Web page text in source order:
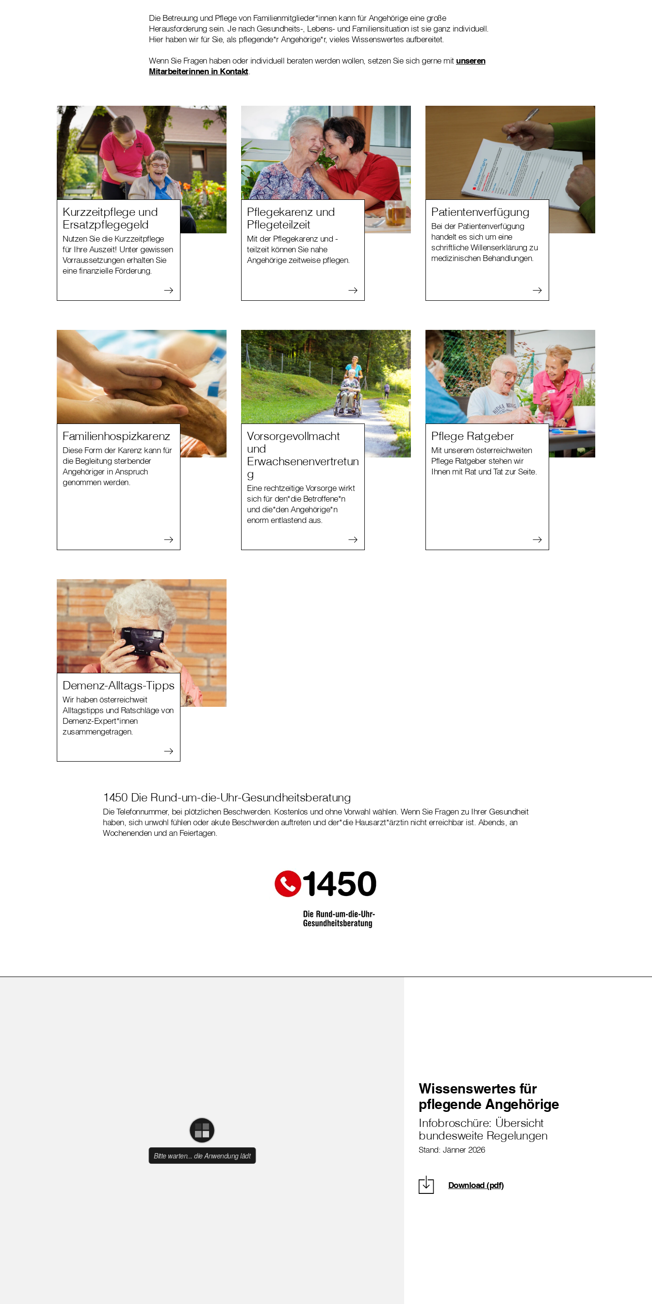
Die Betreuung und Pflege von Familienmitglieder*innen kann für Angehörige eine große
Herausforderung sein. Je nach Gesundheits-, Lebens- und Familiensituation ist sie ganz individuell.
Hier haben wir für Sie, als pflegende*r Angehörige*r, vieles Wissenswertes aufbereitet.
Wenn Sie Fragen haben oder individuell beraten werden wollen, setzen Sie sich gerne mit unseren
Mitarbeiterinnen in Kontakt.
Kurzzeitpflege und
Ersatzpflegegeld
Nutzen Sie die Kurzzeitpflege
für Ihre Auszeit! Unter gewissen
Vorraussetzungen erhalten Sie
eine finanzielle Förderung.
Pflegekarenz und
Pflegeteilzeit
Mit der Pflegekarenz und -
teilzeit können Sie nahe
Angehörige zeitweise pflegen.
Patientenverfügung
Bei der Patientenverfügung
handelt es sich um eine
schriftliche Willenserklärung zu
medizinischen Behandlungen.
Familienhospizkarenz
Diese Form der Karenz kann für
die Begleitung sterbender
Angehöriger in Anspruch
genommen werden.
Vorsorgevollmacht
und
Erwachsenenvertretun
g
Eine rechtzeitige Vorsorge wirkt
sich für den*die Betroffene*n
und die*den Angehörige*n
enorm entlastend aus.
Pflege Ratgeber
Mit unserem österreichweiten
Pflege Ratgeber stehen wir
Ihnen mit Rat und Tat zur Seite.
Demenz-Alltags-Tipps
Wir haben österreichweit
Alltagstipps und Ratschläge von
Demenz-Expert*innen
zusammengetragen.
1450 Die Rund-um-die-Uhr-Gesundheitsberatung
Die Telefonnummer, bei plötzlichen Beschwerden. Kostenlos und ohne Vorwahl wählen. Wenn Sie Fragen zu Ihrer Gesundheit
haben, sich unwohl fühlen oder akute Beschwerden auftreten und der*die Hausarzt*ärztin nicht erreichbar ist. Abends, an
Wochenenden und an Feiertagen.
Wissenswertes für
pflegende Angehörige
Infobroschüre: Übersicht
bundesweite Regelungen
Stand: Jänner 2026
Download (pdf)